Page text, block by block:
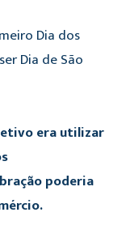
Dia dos
Dia de São
era utilizar
poderia